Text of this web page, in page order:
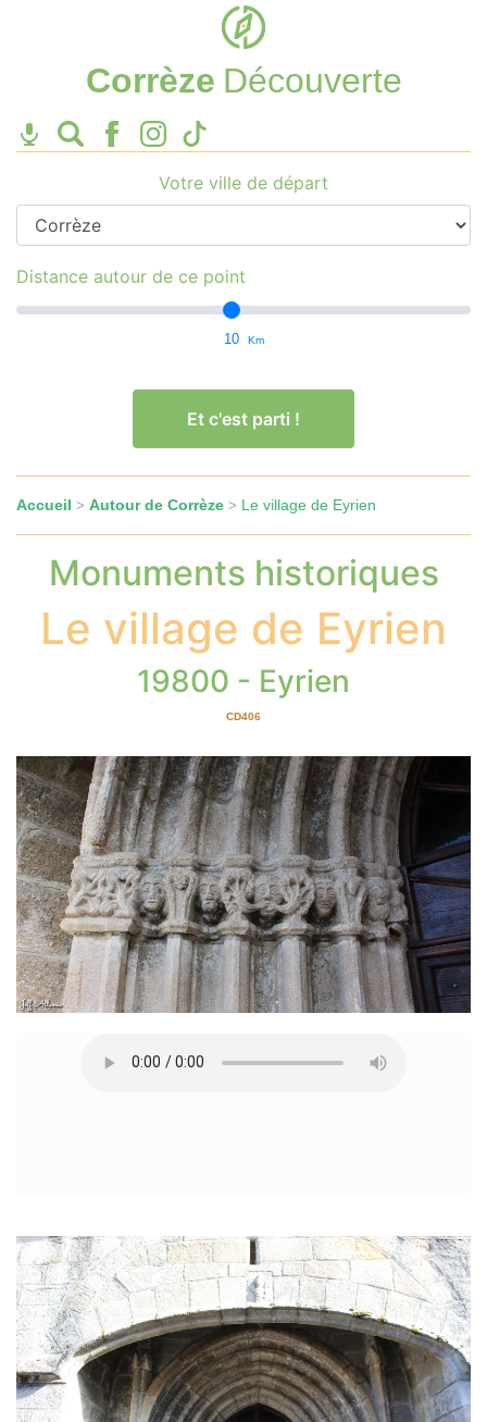
Corrèze Découverte
Votre ville de départ
Distance autour de ce point
10 Km
Et c'est parti !
Accueil > Autour de Corrèze > Le village de Eyrien
Monuments historiques
Le village de Eyrien
19800 - Eyrien
CD406